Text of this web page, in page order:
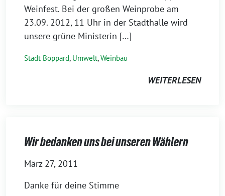
Weinfest. Bei der großen Weinprobe am
23.09. 2012, 11 Uhr in der Stadthalle wird
unsere grüne Ministerin […]
Stadt Boppard, Umwelt,Weinbau
WEITERLESEN
Wir bedanken uns bei unseren Wählern
März 27, 2011
Danke für deine Stimme